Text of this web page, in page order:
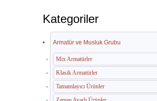
Kategoriler
Armatür ve Musluk Grubu
Mix Armatürler
Klasik Armatürler
Tamamlayıcı Ürünler